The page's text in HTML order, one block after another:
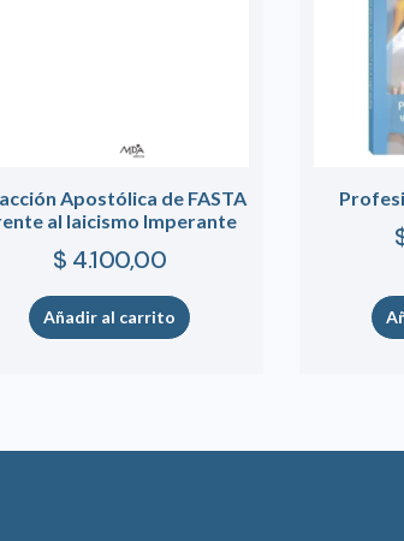
Apostólica de FASTA
al laicismo Imperante
$ 4.100,00
Añadir al carrito